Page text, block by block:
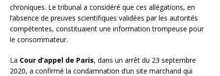
chroniques. Le tribunal a considéré que ces allégations, en
l’absence de preuves scientifiques validées par les autorités
compétentes, constituaient une information trompeuse pour
le consommateur.
La Cour d’appel de Paris, dans un arrêt du 23 septembre
2020, a confirmé la condamnation d’un site marchand qui